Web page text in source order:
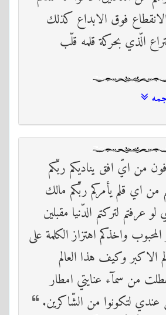
فوق الابداع كذلك
الّذي بحركة قلمه قلّب
من ايّ افق يناديكم ربّكم
من اي قلم يأمركم ربّكم مالك
عرفتم لتركتم الدّنيا مقبلين
واخذكم اهتزاز الكلمة على
الاكبر وكيف هذا العالم
من سمآء عنايتي امطار
لتكونوا من الشّاكرين.